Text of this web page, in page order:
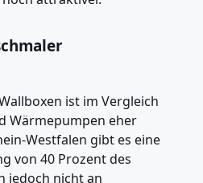
ist im Vergleich
Wärmepumpen eher
Westfalen gibt es eine
von 40 Prozent des
jedoch nicht an